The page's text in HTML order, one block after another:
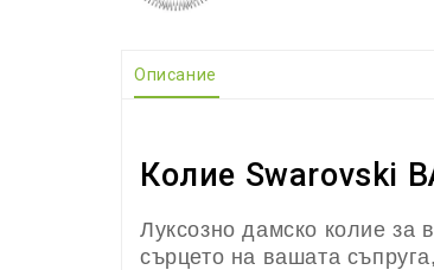
Описание
Колие Swarovski
Луксозно дамско колие за
сърцето на вашата